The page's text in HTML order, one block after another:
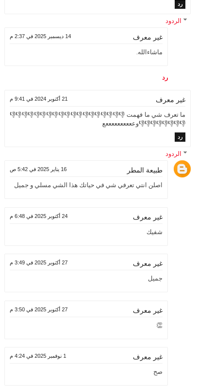
رد
الردود
غير معرف 14 ديسمبر 2025 في 2:37 م
ماشاءالله.
رد
غير معرف 21 أكتوبر 2024 في 9:41 م
ما تعرف شي ما فهمت 👎👎👎👎👎👎👎👎👎👎👎👎👎👎👎👎👎👎👎
👎👎👎👎👎👎👎👎وععععععععععع
رد
الردود
طبيعة المطر 16 يناير 2025 في 5:42 ص
اصلن انتي تعرفي شي في حياتك هذا الشي مسلي و جميل
غير معرف 24 أكتوبر 2025 في 6:48 م
شفيك
غير معرف 27 أكتوبر 2025 في 3:49 م
جميل
غير معرف 27 أكتوبر 2025 في 3:50 م
👏
غير معرف 1 نوفمبر 2025 في 4:24 م
صح